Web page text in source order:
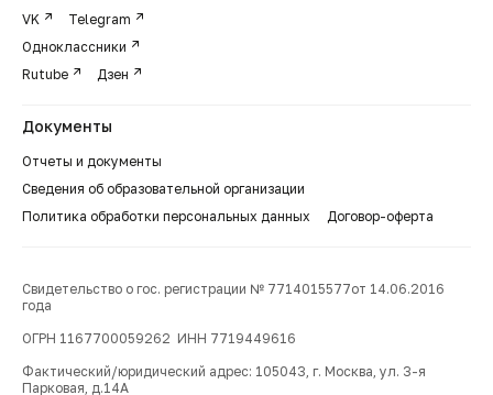
VK
Telegram
Одноклассники
Rutube
Дзен
Документы
Отчеты и документы
Сведения об образовательной организации
Политика обработки персональных данных
Договор-оферта
Свидетельство о гос. регистрации № 7714015577от 14.06.2016
года
ОГРН 1167700059262 ИНН 7719449616
Фактический/юридический адрес: 105043, г. Москва, ул. 3-я
Парковая, д.14А